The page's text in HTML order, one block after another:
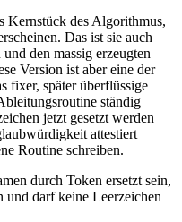
Kernstück des Algorithmus,
Das ist sie auch
den massig erzeugten
Version ist aber eine der
fixer, später überflüssige
ständig
jetzt gesetzt werden
attestiert
Routine schreiben.
durch Token ersetzt sein,
und darf keine Leerzeichen